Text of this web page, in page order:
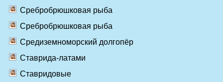
Сребробрюшковая рыба
Сребробрюшковая рыба
Средиземноморский долгопёр
Ставрида-латами
Ставридовые